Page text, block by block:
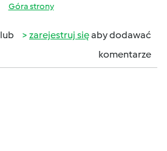
Góra strony
lub zarejestruj sięaby dodawać
komentarze